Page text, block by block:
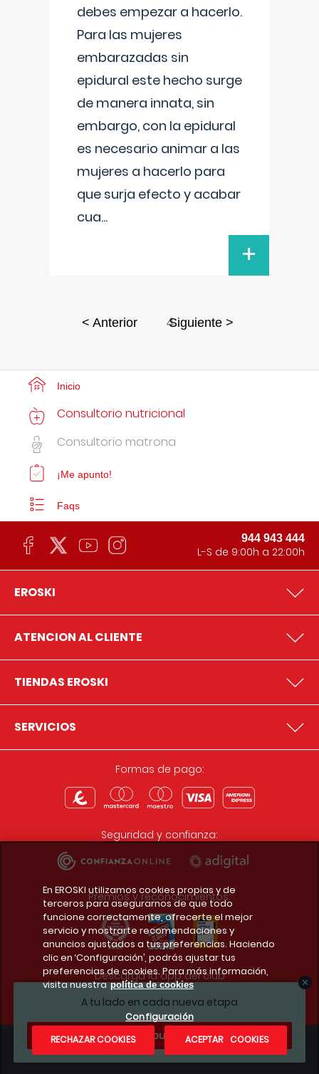
debes empezar a hacerlo.
Para las mujeres
embarazadas sin
epidural este hecho surge
de manera innata, sin
embargo, con la epidural
es necesario animar a las
mujeres a hacerlo para
que surja efecto y acabar
cua...
+
< Anterior 4
Siguiente >
A tu lado en cada nueva etapa
¿Te apuntas?
Inicio
Consultorio nutricional
Consultorio matrona
¡Me apunto!
Faqs
944 943 444
L-S de 9:00h a 22:00h
EROSKI
ATENCION AL CLIENTE
TIENDAS EROSKI
SERVICIOS
Formas de pago:
Seguridad y confianza:
Premios y reconocimientos:
Descarga la app del club
Condiciones legales
En EROSKI utilizamos cookies propias y de
terceros para asegurarnos de que todo
funcione correctamente, ofrecerte el mejor
servicio y mostrarte recomendaciones y
anuncios ajustados a tus preferencias. Haciendo
clic en ‘Configuración’, podrás ajustar tus
preferencias de cookies. Para más información,
visita nuestra política de cookies
Configuración
RECHAZAR COOKIES
ACEPTAR COOKIES